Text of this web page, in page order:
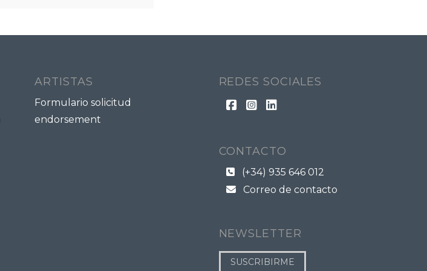
ARTISTAS
Formulario solicitud
endorsement
REDES SOCIALES
CONTACTO
(+34) 935 646 012
Correo de contacto
NEWSLETTER
SUSCRIBIRME